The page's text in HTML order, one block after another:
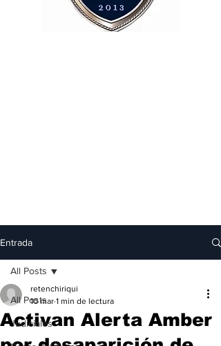
Entrada
All Posts
Judiciales
All Posts
Activan Alerta Amber
retenchiriqui
10 mar 1 min de lectura